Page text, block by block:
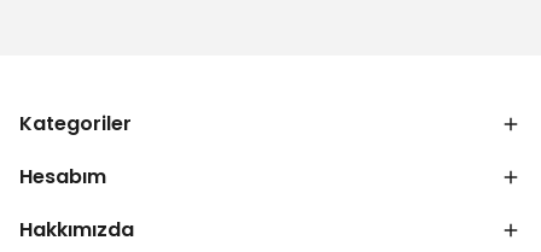
Kategoriler
Hesabım
Hakkımızda